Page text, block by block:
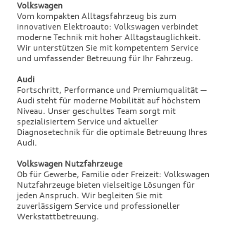
Volkswagen
Vom kompakten Alltagsfahrzeug bis zum
innovativen Elektroauto: Volkswagen verbindet
moderne Technik mit hoher Alltagstauglichkeit.
Wir unterstützen Sie mit kompetentem Service
und umfassender Betreuung für Ihr Fahrzeug.
Audi
Fortschritt, Performance und Premiumqualität —
Audi steht für moderne Mobilität auf höchstem
Niveau. Unser geschultes Team sorgt mit
spezialisiertem Service und aktueller
Diagnosetechnik für die optimale Betreuung Ihres
Audi.
Volkswagen Nutzfahrzeuge
Ob für Gewerbe, Familie oder Freizeit: Volkswagen
Nutzfahrzeuge bieten vielseitige Lösungen für
jeden Anspruch. Wir begleiten Sie mit
zuverlässigem Service und professioneller
Werkstattbetreuung.